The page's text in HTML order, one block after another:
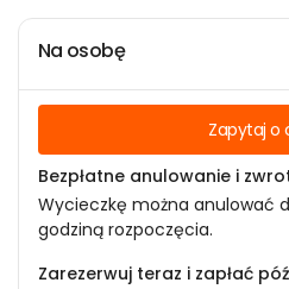
Na osobę
Zapytaj o
Bezpłatne anulowanie i
Wycieczkę można anulować
godziną rozpoczęcia.
Zarezerwuj teraz i zapłać